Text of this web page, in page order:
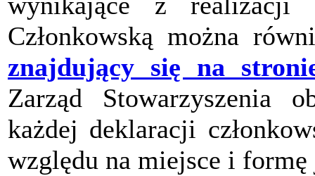
Członkowską można
znajdujący się na
Zarząd Stowarzyszenia
każdej deklaracji
względu na miejsce i